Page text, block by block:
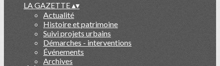
LA GAZETTE▴▾
Actualité
Histoire et patrimoine
Suivi projets urbains
Démarches - interventions
Événements
Archives